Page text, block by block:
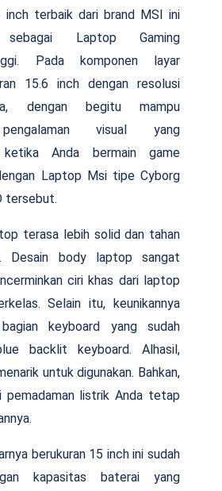
inch terbaik dari brand MSI ini
sebagai Laptop Gaming
Pada komponen layar
15.6 inch dengan resolusi
dengan begitu mampu
visual yang
ketika Anda bermain game
Laptop Msi tipe Cyborg
tersebut.
terasa lebih solid dan tahan
Desain body laptop sangat
ciri khas dari laptop
Selain itu, keunikannya
keyboard yang sudah
backlit keyboard. Alhasil,
untuk digunakan. Bahkan,
pemadaman listrik Anda tetap
berukuran 15 inch ini sudah
kapasitas baterai yang